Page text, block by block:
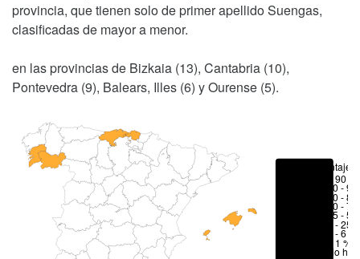
provincia, que tienen solo de primer apellido Suengas,
clasificadas de mayor a menor.
en las provincias de Bizkaia (13), Cantabria (10),
Pontevedra (9), Balears, Illes (6) y Ourense (5).
Porcentajes
> 90 %
80 -
70 -
50 -
25 -
6 - 25
1 - 6 %
< 1 %
No hay